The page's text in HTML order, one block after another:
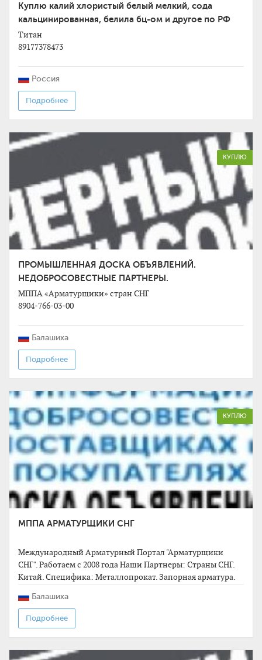
Куплю калий хлористый белый мелкий, сода
кальцинированная, белила бц-ом и другое по РФ
Титан
89177378473
Россия
Подробнее
КУПЛЮ
ПРОМЫШЛЕННАЯ ДОСКА ОБЪЯВЛЕНИЙ.
НЕДОБРОСОВЕСТНЫЕ ПАРТНЕРЫ.
МППА «Арматурщики» стран СНГ
8904-766-03-00
Балашиха
Подробнее
КУПЛЮ
МППА АРМАТУРЩИКИ СНГ
Международный Арматурный Портал "Арматурщики
СНГ". Работаем с 2008 года Наши Партнеры: Cтраны СНГ.
Китай. Специфика: Металлопрокат. Запорная арматура.
89673704604
Балашиха
Подробнее